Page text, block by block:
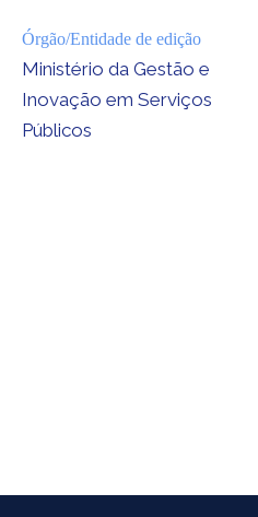
Órgão/Entidade de edição
Ministério da Gestão e
Inovação em Serviços
Públicos